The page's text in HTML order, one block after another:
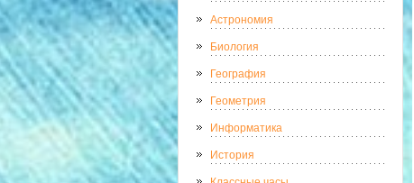
Астрономия
Биология
География
Геометрия
Информатика
История